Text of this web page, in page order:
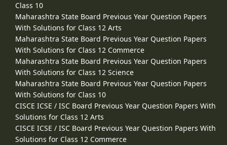
Class 10
Maharashtra State Board Previous Year Question Papers
With Solutions for Class 12 Arts
Maharashtra State Board Previous Year Question Papers
With Solutions for Class 12 Commerce
Maharashtra State Board Previous Year Question Papers
With Solutions for Class 12 Science
Maharashtra State Board Previous Year Question Papers
With Solutions for Class 10
CISCE ICSE / ISC Board Previous Year Question Papers With
Solutions for Class 12 Arts
CISCE ICSE / ISC Board Previous Year Question Papers With
Solutions for Class 12 Commerce